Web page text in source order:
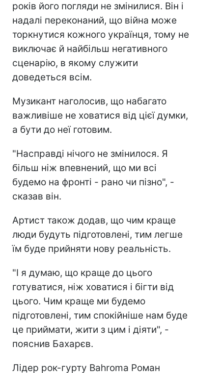
років його погляди не змінилися. Він і
надалі переконаний, що війна може
торкнутися кожного українця, тому не
виключає й найбільш негативного
сценарію, в якому служити
доведеться всім.
Музикант наголосив, що набагато
важливіше не ховатися від цієї думки,
а бути до неї готовим.
"Насправді нічого не змінилося. Я
більш ніж впевнений, що ми всі
будемо на фронті - рано чи пізно", -
сказав він.
Артист також додав, що чим краще
люди будуть підготовлені, тим легше
їм буде прийняти нову реальність.
"І я думаю, що краще до цього
готуватися, ніж ховатися і бігти від
цього. Чим краще ми будемо
підготовлені, тим спокійніше нам буде
це приймати, жити з цим і діяти", -
пояснив Бахарєв.
Лідер рок-гурту Bahroma Роман